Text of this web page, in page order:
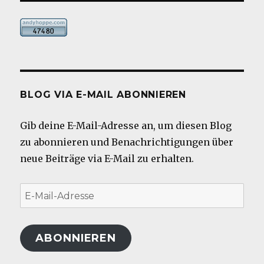
BLOG VIA E-MAIL ABONNIEREN
Gib deine E-Mail-Adresse an, um diesen Blog
zu abonnieren und Benachrichtigungen über
neue Beiträge via E-Mail zu erhalten.
E-
Mail-
Adresse
ABONNIEREN